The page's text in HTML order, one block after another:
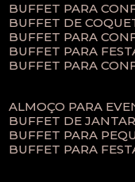
BUFFET PARA
BUFFET DE
BUFFET PARA
BUFFET PARA
BUFFET PARA
ALMOÇO PARA
BUFFET DE
BUFFET PARA
BUFFET PARA